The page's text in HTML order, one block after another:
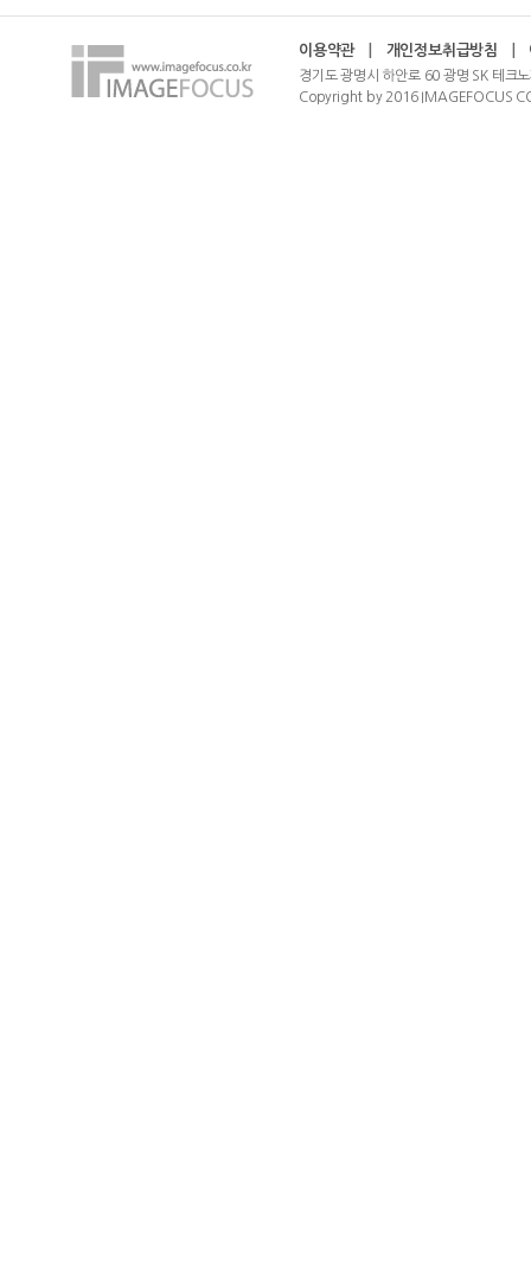
이용약관 개인정보취급방침
경기도 광명시 하안로 60 광명 SK 테크
Copyright by 2016 IMAGEFOCUS